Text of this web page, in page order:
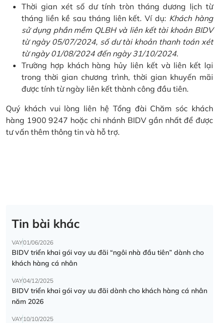
Thời gian xét số dư tính tròn tháng dương lịch từ
tháng liền kề sau tháng liên kết. Ví dụ: Khách hàng
sử dụng phần mềm QLBH và liên kết tài khoản BIDV
từ ngày 05/07/2024, số dư tài khoản thanh toán xét
từ ngày 01/08/2024 đến ngày 31/10/2024.
Trường hợp khách hàng hủy liên kết và liên kết lại
trong thời gian chương trình, thời gian khuyến mãi
được tính từ ngày liên kết thành công đầu tiên.
Quý khách vui lòng liên hệ Tổng đài Chăm sóc khách
hàng 1900 9247 hoặc chi nhánh BIDV gần nhất để được
tư vấn thêm thông tin và hỗ trợ.
Tin bài khác
VAY01/06/2026
BIDV triển khai gói vay ưu đãi “ngôi nhà đầu tiên” dành cho
khách hàng cá nhân
VAY04/12/2025
BIDV triển khai gói vay ưu đãi dành cho khách hàng cá nhân
năm 2026
VAY10/10/2025